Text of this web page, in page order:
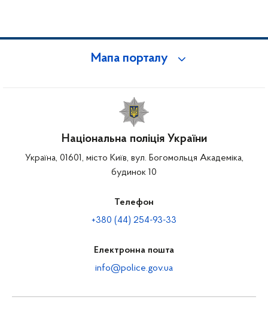
Мапа порталу
Національна поліція України
Україна, 01601, місто Київ, вул. Богомольця Академіка,
будинок 10
Телефон
+380 (44) 254-93-33
Електронна пошта
info@police.gov.ua